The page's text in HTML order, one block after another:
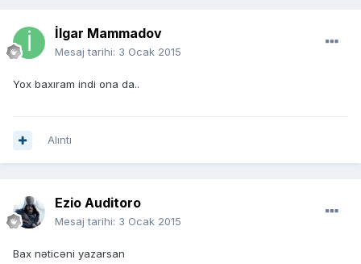
İlgar Mammadov
Mesaj tarihi: 3 Ocak 2015
Yox baxıram indi ona da..
Alıntı
Ezio Auditoro
Mesaj tarihi: 3 Ocak 2015
Bax nəticəni yazarsan